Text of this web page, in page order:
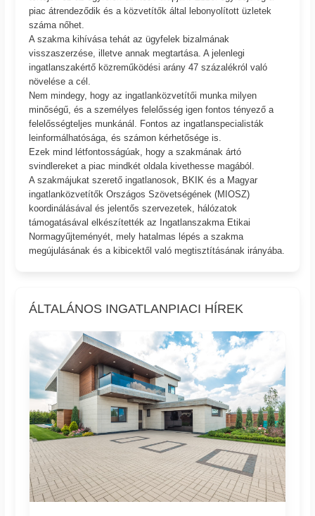
piac átrendeződik és a közvetítők által lebonyolított üzletek
száma nőhet.
A szakma kihívása tehát az ügyfelek bizalmának
visszaszerzése, illetve annak megtartása. A jelenlegi
ingatlanszakértő közreműködési arány 47 százalékról való
növelése a cél.
Nem mindegy, hogy az ingatlanközvetítői munka milyen
minőségű, és a személyes felelősség igen fontos tényező a
felelősségteljes munkánál. Fontos az ingatlanspecialisták
leinformálhatósága, és számon kérhetősége is.
Ezek mind létfontosságúak, hogy a szakmának ártó
svindlereket a piac mindkét oldala kivethesse magából.
A szakmájukat szerető ingatlanosok, BKIK és a Magyar
ingatlanközvetítők Országos Szövetségének (MIOSZ)
koordinálásával és jelentős szervezetek, hálózatok
támogatásával elkészítették az Ingatlanszakma Etikai
Normagyűjteményét, mely hatalmas lépés a szakma
megújulásának és a kibicektől való megtisztításának irányába.
ÁLTALÁNOS INGATLANPIACI HÍREK